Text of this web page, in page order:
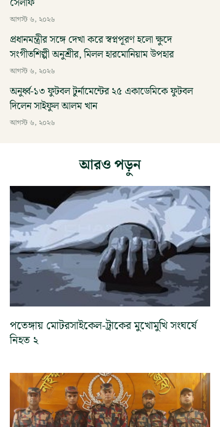
আগস্ট ৬, ২০২৬
প্রধানমন্ত্রীর সঙ্গে দেখা করে স্বপ্নপূরণ হলো ক্ষুদে
সংগীতশিল্পী অনুশ্রীর, মিলল হারমোনিয়াম উপহার
আগস্ট ৬, ২০২৬
অনুর্ধ্ব-১৩ ফুটবল টুর্নামেন্টের ২৫ একাডেমিকে ফুটবল
দিলেন সাইফুল আলম খান
আগস্ট ৬, ২০২৬
আরও পড়ুন
পতেঙ্গায় মোটরসাইকেল-ট্রাকের মুখোমুখি সংঘর্ষে
নিহত ২